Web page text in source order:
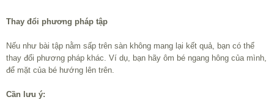
Thay đổi phương pháp tập
Nếu như bài tập nằm sấp trên sàn không mang lại kết quả, bạn có thể
thay đổi phương pháp khác. Ví dụ, bạn hãy ôm bé ngang hông của mình,
để mặt của bé hướng lên trên.
Cần lưu ý: